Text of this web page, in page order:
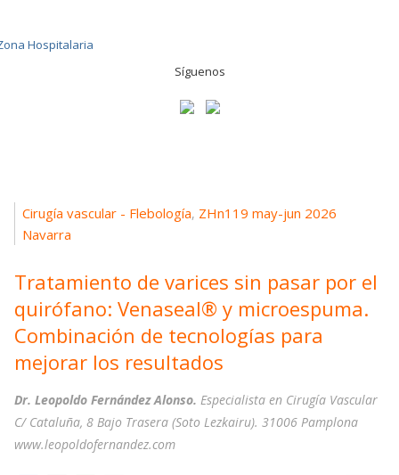
Síguenos
Cirugía vascular - Flebología, ZHn119 may-jun 2026
Navarra
Tratamiento de varices sin pasar por el
quirófano: Venaseal® y microespuma.
Combinación de tecnologías para
mejorar los resultados
Dr. Leopoldo Fernández Alonso. Especialista en Cirugía Vascular
C/ Cataluña, 8 Bajo Trasera (Soto Lezkairu). 31006 Pamplona
www.leopoldofernandez.com